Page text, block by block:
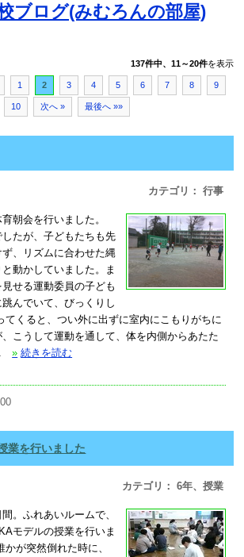
ブログ(みむろんの部屋)
137件中、11～20件を表示
1 2 3 4 5 6 7 8 9
10 次へ » 最後へ »»
カテゴリ： 行事
朝会を行いました。
たが、子どもたちも先
、リズムに合わせた縄
動かしていました。ま
せる運動委員の子ども
んでいて、びっくりし
くると、つい外に出ずに室内にこもりがちに
こうして運動を通して、体を内側からあたた
» 続きを読む
業を行いました
カテゴリ： 6年、授業
。ふれあいルームで、
モデルの授業を行いま
が突然倒れた時に、